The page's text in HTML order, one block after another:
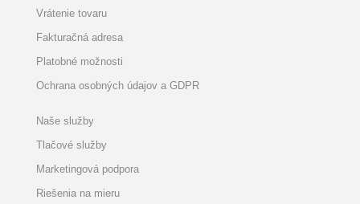
Vrátenie tovaru
Fakturačná adresa
Platobné možnosti
Ochrana osobných údajov a GDPR
Naše služby
Tlačové služby
Marketingová podpora
Riešenia na mieru